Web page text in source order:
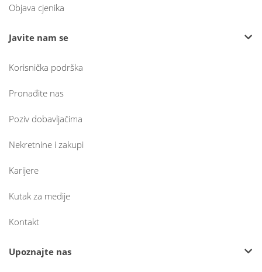
Objava cjenika
Javite nam se
Korisnička podrška
Pronađite nas
Poziv dobavljačima
Nekretnine i zakupi
Karijere
Kutak za medije
Kontakt
Upoznajte nas